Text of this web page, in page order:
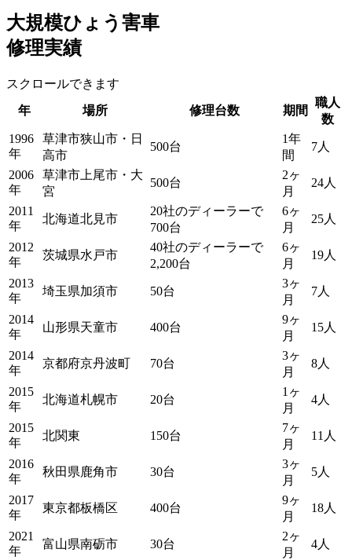
大規模ひょう害車
修理実績
スクロールできます
年
場所 修理台数 期間
職人
数
1996
年
草津市狭山市・日
高市
500台
1年
間
7人
2006
年
草津市上尾市・大
宮
500台
2ヶ
月
24人
2011
年
北海道北見市
20社のディーラーで
700台
6ヶ
月
25人
2012
年
茨城県水戸市
40社のディーラーで
2,200台
6ヶ
月
19人
2013
年
埼玉県加須市 50台
3ヶ
月
7人
2014
年
山形県天童市 400台
9ヶ
月
15人
2014
年
京都府京丹波町 70台
3ヶ
月
8人
2015
年
北海道札幌市 20台
1ヶ
月
4人
2015
年
北関東 150台
7ヶ
月
11人
2016
年
秋田県鹿角市 30台
3ヶ
月
5人
2017
年
東京都板橋区 400台
9ヶ
月
18人
2021
年
富山県南砺市 30台
2ヶ
月
4人